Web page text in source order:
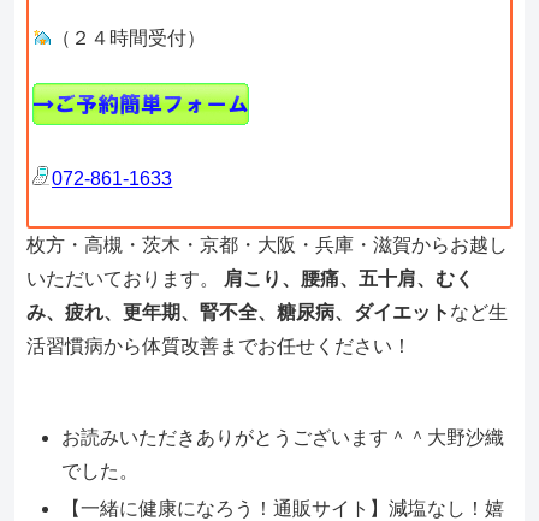
（２４時間受付）
072-861-1633
枚方・高槻・茨木・京都・大阪・兵庫・滋賀からお越し
いただいております。
肩こり、腰痛、五十肩、むく
み、疲れ、更年期、腎不全、糖尿病、ダイエット など生
活習慣病から体質改善までお任せください！
お読みいただきありがとうございます＾＾大野沙織
でした。
【一緒に健康になろう！通販サイト】減塩なし！嬉